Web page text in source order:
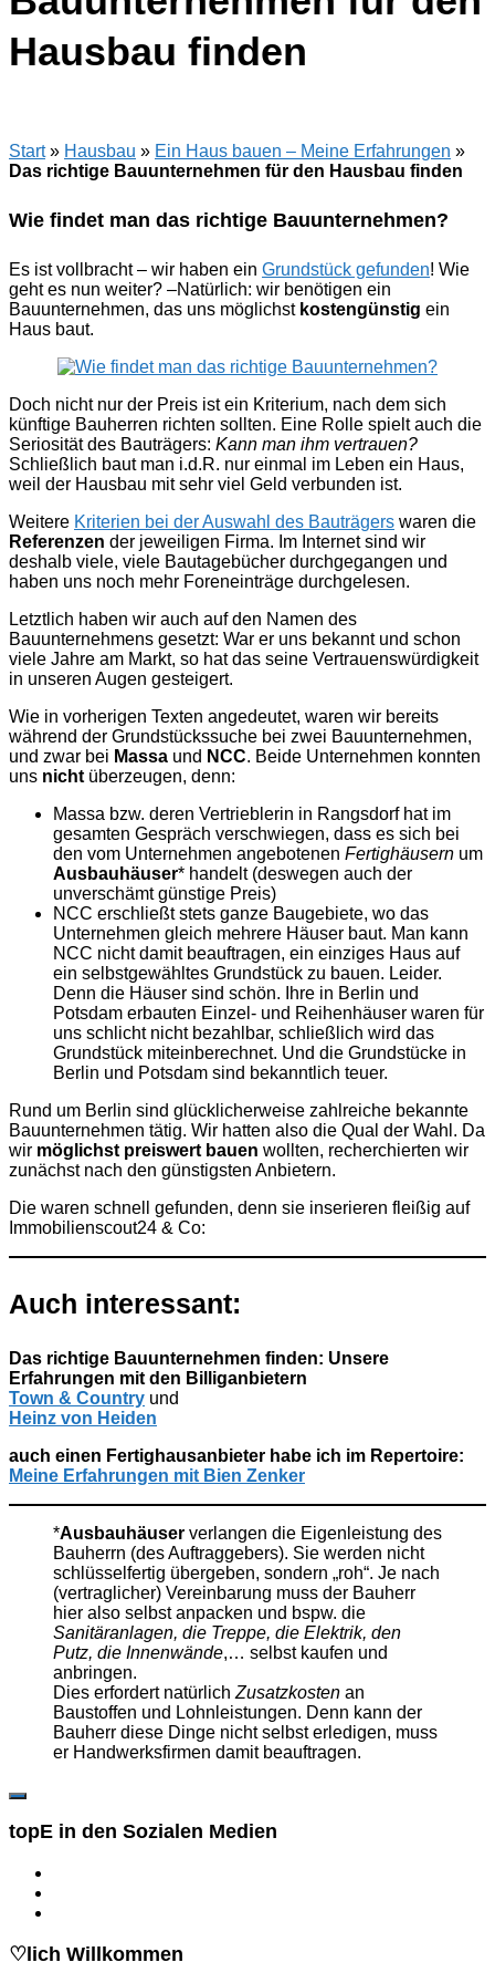
Hausbau finden
Start» Hausbau » Ein Haus bauen – Meine Erfahrungen »
Das richtige Bauunternehmen für den Hausbau finden
Wie findet man das richtige Bauunternehmen?
Es ist vollbracht – wir haben ein Grundstück gefunden! Wie
geht es nun weiter? –Natürlich: wir benötigen ein
Bauunternehmen, das uns möglichst kostengünstig ein
Haus baut.
Doch nicht nur der Preis ist ein Kriterium, nach dem sich
künftige Bauherren richten sollten. Eine Rolle spielt auch die
Seriosität des Bauträgers: Kann man ihm vertrauen?
Schließlich baut man i.d.R. nur einmal im Leben ein Haus,
weil der Hausbau mit sehr viel Geld verbunden ist.
Weitere Kriterien bei der Auswahl des Bauträgers waren die
Referenzen der jeweiligen Firma. Im Internet sind wir
deshalb viele, viele Bautagebücher durchgegangen und
haben uns noch mehr Foreneinträge durchgelesen.
Letztlich haben wir auch auf den Namen des
Bauunternehmens gesetzt: War er uns bekannt und schon
viele Jahre am Markt, so hat das seine Vertrauenswürdigkeit
in unseren Augen gesteigert.
Wie in vorherigen Texten angedeutet, waren wir bereits
während der Grundstückssuche bei zwei Bauunternehmen,
und zwar bei Massa und NCC. Beide Unternehmen konnten
uns nicht überzeugen, denn:
Massa bzw. deren Vertrieblerin in Rangsdorf hat im
gesamten Gespräch verschwiegen, dass es sich bei
den vom Unternehmen angebotenen Fertighäusern um
Ausbauhäuser* handelt (deswegen auch der
unverschämt günstige Preis)
NCC erschließt stets ganze Baugebiete, wo das
Unternehmen gleich mehrere Häuser baut. Man kann
NCC nicht damit beauftragen, ein einziges Haus auf
ein selbstgewähltes Grundstück zu bauen. Leider.
Denn die Häuser sind schön. Ihre in Berlin und
Potsdam erbauten Einzel- und Reihenhäuser waren für
uns schlicht nicht bezahlbar, schließlich wird das
Grundstück miteinberechnet. Und die Grundstücke in
Berlin und Potsdam sind bekanntlich teuer.
Rund um Berlin sind glücklicherweise zahlreiche bekannte
Bauunternehmen tätig. Wir hatten also die Qual der Wahl. Da
wir möglichst preiswert bauen wollten, recherchierten wir
zunächst nach den günstigsten Anbietern.
Die waren schnell gefunden, denn sie inserieren fleißig auf
Immobilienscout24 & Co:
Auch interessant:
Das richtige Bauunternehmen finden: Unsere
Erfahrungen mit den Billiganbietern
Town & Country und
Heinz von Heiden
auch einen Fertighausanbieter habe ich im Repertoire:
Meine Erfahrungen mit Bien Zenker
*Ausbauhäuser verlangen die Eigenleistung des
Bauherrn (des Auftraggebers). Sie werden nicht
schlüsselfertig übergeben, sondern „roh“. Je nach
(vertraglicher) Vereinbarung muss der Bauherr
hier also selbst anpacken und bspw. die
Sanitäranlagen, die Treppe, die Elektrik, den
Putz, die Innenwände,… selbst kaufen und
anbringen.
Dies erfordert natürlich Zusatzkosten an
Baustoffen und Lohnleistungen. Denn kann der
Bauherr diese Dinge nicht selbst erledigen, muss
er Handwerksfirmen damit beauftragen.
topE in den Sozialen Medien
♡lich Willkommen